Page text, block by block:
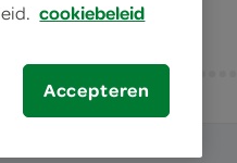
cookiebeleid
Accepteren